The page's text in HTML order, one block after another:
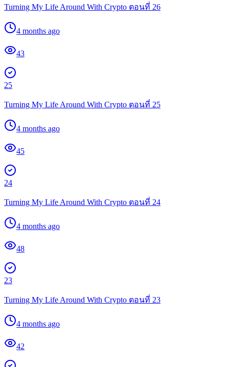
Turning My Life Around With Crypto ตอนที่ 26
4 months ago
43
25
Turning My Life Around With Crypto ตอนที่ 25
4 months ago
45
24
Turning My Life Around With Crypto ตอนที่ 24
4 months ago
48
23
Turning My Life Around With Crypto ตอนที่ 23
4 months ago
42